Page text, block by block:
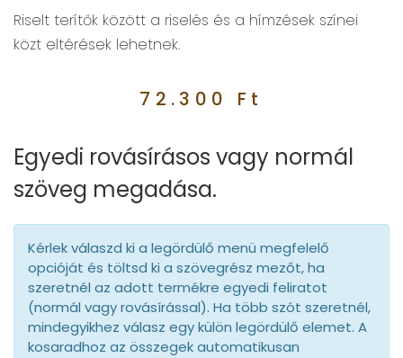
Riselt terítők között a riselés és a hímzések színei
közt eltérések lehetnek.
72.300 Ft
Egyedi rovásírásos vagy normál
szöveg megadása.
Kérlek válaszd ki a legördülő menü megfelelő
opcióját és töltsd ki a szövegrész mezőt, ha
szeretnél az adott termékre egyedi feliratot
(normál vagy rovásírással). Ha több szót szeretnél,
mindegyikhez válasz egy külön legördülő elemet. A
kosaradhoz az összegek automatikusan